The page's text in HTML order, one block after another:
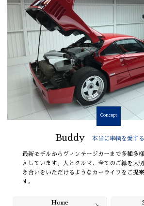
Concept
Buddy 本当に車輌を愛す
最新モデルからヴィンテージカーまで多種多
えしています。人とクルマ、全てのご縁を大
き合いをいただけるようなカーライフをご提
す。
Home